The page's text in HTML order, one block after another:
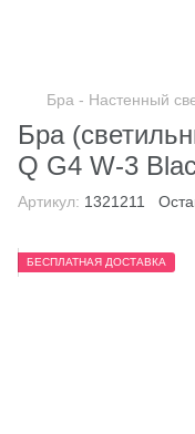
Бра - Настенный
Бра
Q G4 W-3
Артикул: 1321211
БЕСПЛАТНАЯ ДОСТАВКА